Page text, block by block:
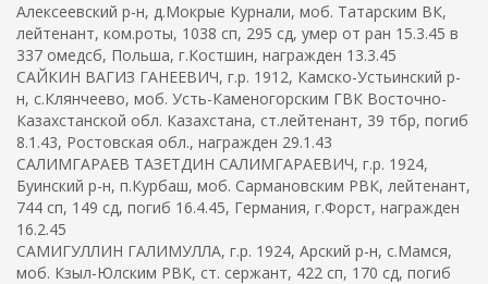
Алексеевский р-н, д.Мокрые Курнали, моб. Татарским ВК,
лейтенант, ком.роты, 1038 сп, 295 сд, умер от ран 15.3.45 в
337 омедсб, Польша, г.Костшин, награжден 13.3.45
САЙКИН ВАГИЗ ГАНЕЕВИЧ, г.р. 1912, Камско-Устьинский р-
н, с.Клянчеево, моб. Усть-Каменогорским ГВК Восточно-
Казахстанской обл. Казахстана, ст.лейтенант, 39 тбр, погиб
8.1.43, Ростовская обл., награжден 29.1.43
САЛИМГАРАЕВ ТАЗЕТДИН САЛИМГАРАЕВИЧ, г.р. 1924,
Буинский р-н, п.Курбаш, моб. Сармановским РВК, лейтенант,
744 сп, 149 сд, погиб 16.4.45, Германия, г.Форст, награжден
16.2.45
САМИГУЛЛИН ГАЛИМУЛЛА, г.р. 1924, Арский р-н, с.Мамся,
моб. Кзыл-Юлским РВК, ст. сержант, 422 сп, 170 сд, погиб